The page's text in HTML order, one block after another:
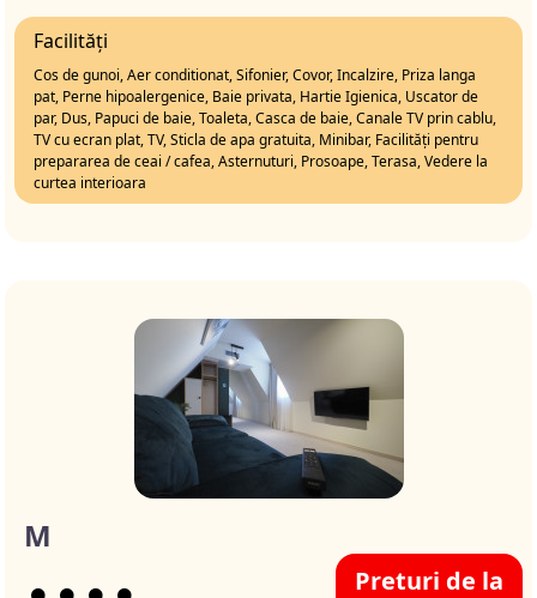
Facilități
Cos de gunoi, Aer conditionat, Sifonier, Covor, Incalzire, Priza langa
pat, Perne hipoalergenice, Baie privata, Hartie Igienica, Uscator de
par, Dus, Papuci de baie, Toaleta, Casca de baie, Canale TV prin cablu,
TV cu ecran plat, TV, Sticla de apa gratuita, Minibar, Facilități pentru
prepararea de ceai / cafea, Asternuturi, Prosoape, Terasa, Vedere la
curtea interioara
M
Preturi de la